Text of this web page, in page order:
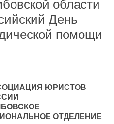
области
День
помощи
ЮРИСТОВ
ОТДЕЛЕНИЕ